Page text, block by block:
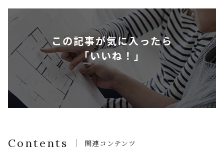
この記事が気に入ったら
「いいね！」
Contents 関連コンテンツ